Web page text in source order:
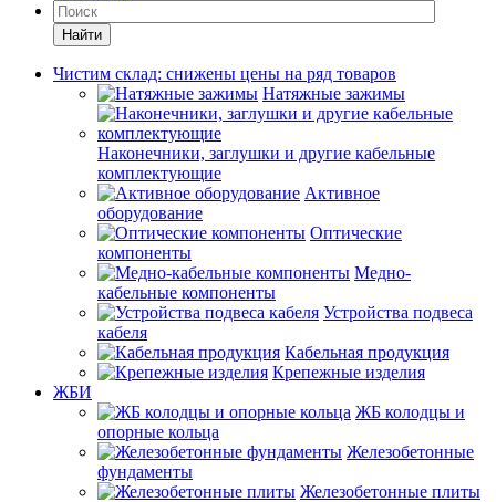
Найти
Чистим склад: снижены цены на ряд товаров
Натяжные зажимы
Наконечники, заглушки и другие кабельные
комплектующие
Активное
оборудование
Оптические
компоненты
Медно-
кабельные компоненты
Устройства подвеса
кабеля
Кабельная продукция
Крепежные изделия
ЖБИ
ЖБ колодцы и
опорные кольца
Железобетонные
фундаменты
Железобетонные плиты